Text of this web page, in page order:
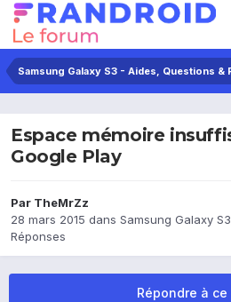
Samsung Galaxy S3 - Aides, Questions &
Espace mémoire
Google Play
Par TheMrZz
28 mars 2015 dans Samsung Galaxy
Réponses
Répondre à